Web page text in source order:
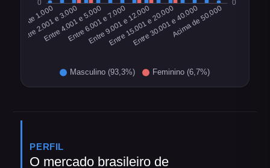
PERFIL
O mercado brasileiro de